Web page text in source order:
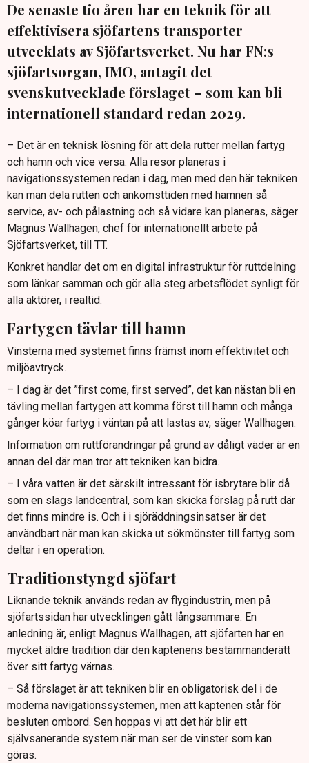
De senaste tio åren har en teknik för att
effektivisera sjöfartens transporter
utvecklats av Sjöfartsverket. Nu har FN:s
sjöfartsorgan, IMO, antagit det
svenskutvecklade förslaget – som kan bli
internationell standard redan 2029.
– Det är en teknisk lösning för att dela rutter mellan fartyg
och hamn och vice versa. Alla resor planeras i
navigationssystemen redan i dag, men med den här tekniken
kan man dela rutten och ankomsttiden med hamnen så
service, av- och pålastning och så vidare kan planeras, säger
Magnus Wallhagen, chef för internationellt arbete på
Sjöfartsverket, till TT.
Konkret handlar det om en digital infrastruktur för ruttdelning
som länkar samman och gör alla steg arbetsflödet synligt för
alla aktörer, i realtid.
Fartygen tävlar till hamn
Vinsterna med systemet finns främst inom effektivitet och
miljöavtryck.
– I dag är det ”first come, first served”, det kan nästan bli en
tävling mellan fartygen att komma först till hamn och många
gånger köar fartyg i väntan på att lastas av, säger Wallhagen.
Information om ruttförändringar på grund av dåligt väder är en
annan del där man tror att tekniken kan bidra.
– I våra vatten är det särskilt intressant för isbrytare blir då
som en slags landcentral, som kan skicka förslag på rutt där
det finns mindre is. Och i i sjöräddningsinsatser är det
användbart när man kan skicka ut sökmönster till fartyg som
deltar i en operation.
Traditionstyngd sjöfart
Liknande teknik används redan av flygindustrin, men på
sjöfartssidan har utvecklingen gått långsammare. En
anledning är, enligt Magnus Wallhagen, att sjöfarten har en
mycket äldre tradition där den kaptenens bestämmanderätt
över sitt fartyg värnas.
– Så förslaget är att tekniken blir en obligatorisk del i de
moderna navigationssystemen, men att kaptenen står för
besluten ombord. Sen hoppas vi att det här blir ett
självsanerande system när man ser de vinster som kan
göras.